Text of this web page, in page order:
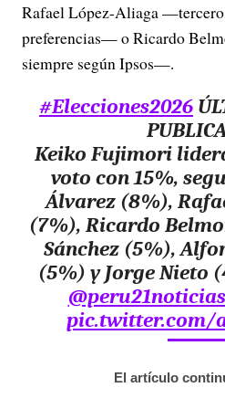
Rafael López-Aliaga
preferencias— o Ricardo
siempre según Ipsos—.
#Elecciones2026
Keiko Fujimori
voto con 15%,
Álvarez (8%),
(7%), Ricardo
Sánchez (5%),
(5%) y Jorge Nieto
@peru21noticias
pic.twitter.com/
El artículo